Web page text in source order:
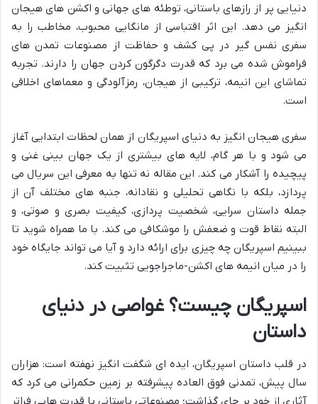
دنیایی پر از رازهای باستانی، توطئه های جهانی و اکشن های هیجان
انگیز می دهد. این اثر اقتباسی از مانگایی محبوب، مخاطب را به
سفری نفس گیر در پی کشف و حفاظت از مصنوعات تمدن های
فراموش شده می برد که قدرت دگرگون کردن جهان را دارند. تجربه
تماشای این انیمه، ترکیبی از هیجان، رمزآلودگی و معماهای اخلاقی
است.
سفری هیجان انگیز به دنیای اسپریگان از همان لحظات ابتدایی آغاز
می شود و با هر گام، لایه های بیشتری از یک جهان بینی غنی و
پیچیده را آشکار می کند. این مقاله نه تنها به معرفی این سریال می
پردازد، بلکه با نگاهی تحلیلی و نقادانه، جنبه های مختلف آن از
جمله داستان سرایی، شخصیت پردازی، کیفیت بصری و صوتی، و
البته نقاط قوت و ضعفش را موشکافی می کند. با ما همراه شوید تا
ببینیم اسپریگان چه چیزی برای ارائه دارد و آیا می تواند جایگاه خود
را در میان انیمه های اکشن-ماجراجویی تثبیت کند.
اسپریگان چیست؟ غواصی در دنیای
داستان
در قلب داستان اسپریگان، ایده ای شگفت انگیز نهفته است: هزاران
سال پیش، تمدنی فوق العاده پیشرفته بر زمین حکمرانی می کرد که